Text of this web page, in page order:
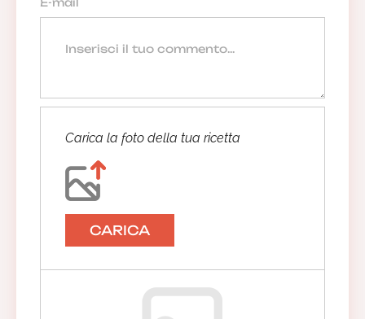
Carica la foto della tua ricetta
CARICA